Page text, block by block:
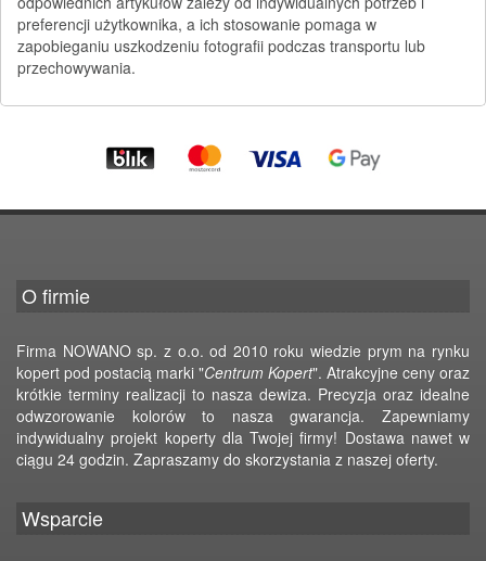
preferencji użytkownika, a ich stosowanie pomaga w
zapobieganiu uszkodzeniu fotografii podczas transportu lub
przechowywania.
O firmie
Firma NOWANO sp. z o.o. od 2010 roku wiedzie prym na rynku
kopert pod postacią marki "Centrum Kopert". Atrakcyjne ceny oraz
krótkie terminy realizacji to nasza dewiza. Precyzja oraz idealne
odwzorowanie kolorów to nasza gwarancja. Zapewniamy
indywidualny projekt koperty dla Twojej firmy! Dostawa nawet w
ciągu 24 godzin. Zapraszamy do skorzystania z naszej oferty.
Wsparcie